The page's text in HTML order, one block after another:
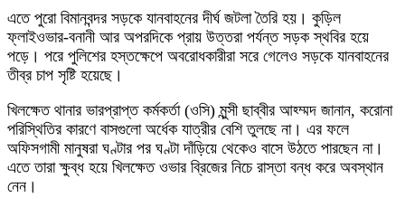
এতে পুরো বিমানবন্দর সড়কে যানবাহনের দীর্ঘ জটলা তৈরি হয়। কুড়িল
ফ্লাইওভার-বনানী আর অপরদিকে প্রায় উত্তরা পর্যন্ত সড়ক স্থবির হয়ে
পড়ে। পরে পুলিশের হস্তক্ষেপে অবরোধকারীরা সরে গেলেও সড়কে যানবাহনের
তীব্র চাপ সৃষ্টি হয়েছে।
খিলক্ষেত থানার ভারপ্রাপ্ত কর্মকর্তা (ওসি) মুন্সী ছাব্বীর আহ্ম্মদ জানান, করোনা
পরিস্থিতির কারণে বাসগুলো অর্ধেক যাত্রীর বেশি তুলছে না। এর ফলে
অফিসগামী মানুষরা ঘণ্টার পর ঘণ্টা দাঁড়িয়ে থেকেও বাসে উঠতে পারছেন না।
এতে তারা ক্ষুব্ধ হয়ে খিলক্ষেত ওভার ব্রিজের নিচে রাস্তা বন্ধ করে অবস্থান
নেন।